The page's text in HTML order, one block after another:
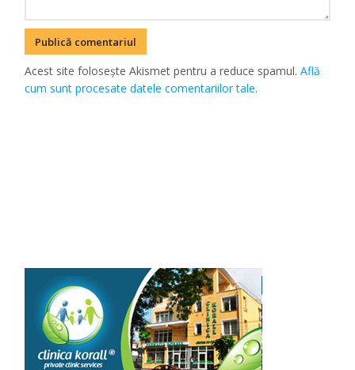
Acest site folosește Akismet pentru a reduce spamul.Află
cum sunt procesate datele comentariilor tale.